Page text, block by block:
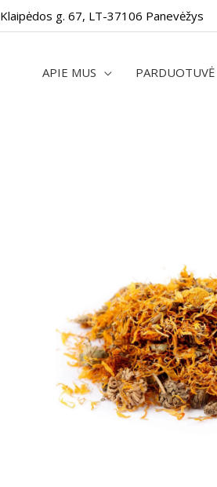
Klaipėdos g. 67, LT-37106 Panevėžys
APIE MUS PARDUOTUVĖ